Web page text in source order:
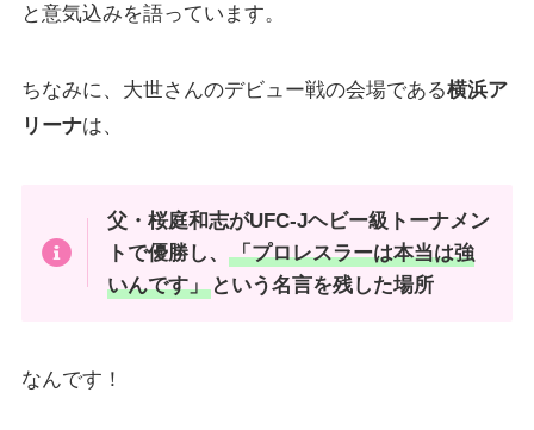
と意気込みを語っています。
ちなみに、大世さんのデビュー戦の会場である横浜ア
リーナは、
父・桜庭和志がUFC-Jヘビー級トーナメン
トで優勝し、「プロレスラーは本当は強
いんです」 という名言を残した場所
なんです！